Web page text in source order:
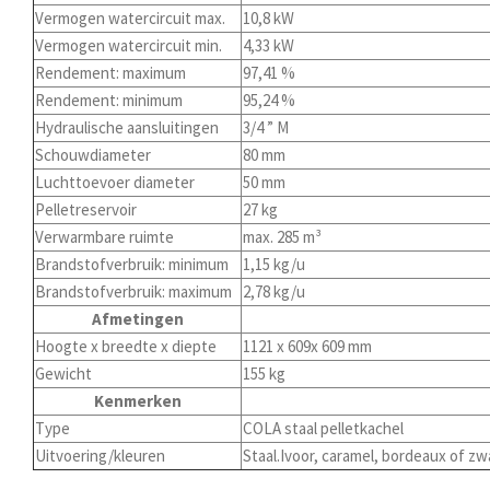
Vermogen watercircuit max.
10,8 kW
Vermogen watercircuit min.
4,33 kW
Rendement: maximum
97,41 %
Rendement: minimum
95,24 %
Hydraulische aansluitingen
3/4 ” M
Schouwdiameter
80 mm
Luchttoevoer diameter
50 mm
Pelletreservoir
27 kg
Verwarmbare ruimte
max. 285 m³
Brandstofverbruik: minimum
1,15 kg/u
Brandstofverbruik: maximum
2,78 kg/u
Afmetingen
Hoogte x breedte x diepte
1121 x 609x 609 mm
Gewicht
155 kg
Kenmerken
Type
COLA staal pelletkachel
Uitvoering/kleuren
Staal.Ivoor, caramel, bordeaux of